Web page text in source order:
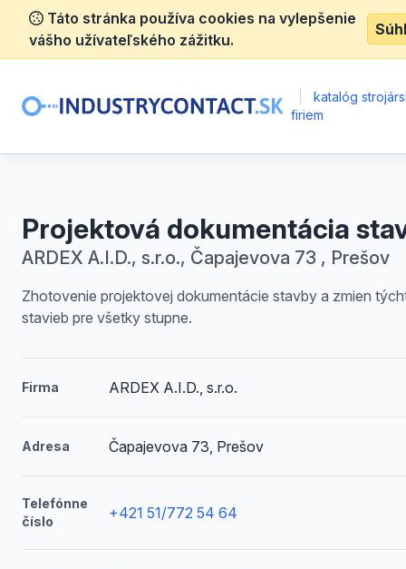
Táto stránka používa cookies na vylepšenie
vášho užívateľského zážitku.
katalóg
firiem
Projektová dokumentácia
ARDEX A.I.D., s.r.o., Čapajevova 73 , Prešov
Zhotovenie projektovej dokumentácie stavby a zmien
stavieb pre všetky stupne.
Firma ARDEX A.I.D., s.r.o.
Adresa Čapajevova 73, Prešov
Telefónne
číslo
+421 51/772 54 64